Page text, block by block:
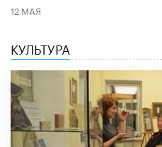
12 МАЯ
КУЛЬТУРА